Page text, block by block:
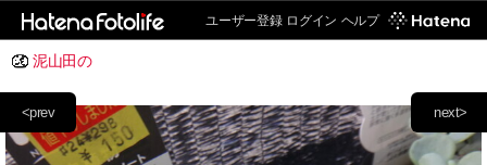
ユーザー登録 ログイン ヘルプ
泥山田の
next>
<prev